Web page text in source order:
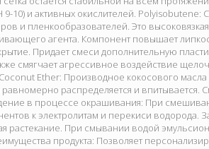
10) и активных окислителей. Polyisobutene:
и пленкообразователей. Это
агента. Компонент повышает
Придает смеси дополнительную
смягчает агрессивное воздействие
Ether: Производное кокосового
распределяется и впитывается.
в процессе окрашивания: При
к электролитам и перекиси
растекание. При смывании водой
продукта: Позволяет